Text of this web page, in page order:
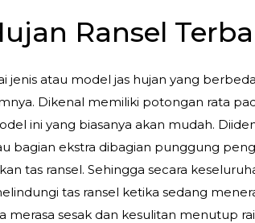
Ransel
jenis atau model jas hujan yang
Dikenal memiliki potongan rata
ini yang biasanya akan mudah.
bagian ekstra dibagian punggung
tas ransel. Sehingga secara
tas ransel ketika sedang
merasa sesak dan kesulitan menutup